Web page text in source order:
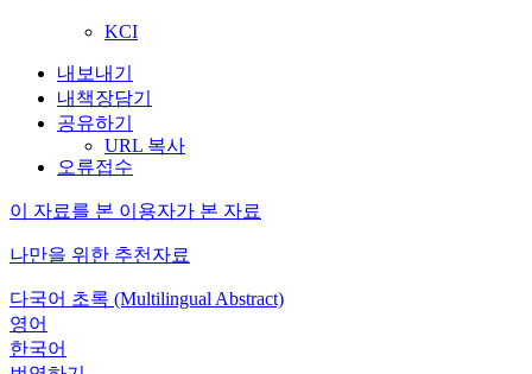
KCI
내보내기
내책장담기
공유하기
URL 복사
오류접수
이 자료를 본 이용자가 본 자료
나만을 위한 추천자료
다국어 초록 (Multilingual Abstract)
영어
한국어